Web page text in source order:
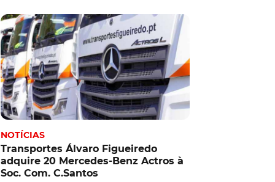
NOTÍCIAS
Transportes Álvaro Figueiredo
adquire 20 Mercedes-Benz Actros à
Soc. Com. C.Santos